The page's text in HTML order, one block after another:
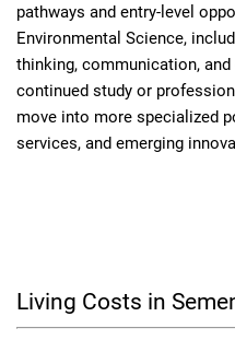
pathways and entry-level
Environmental Science,
thinking, communication,
continued study or
move into more specialized
services, and emerging
Living Costs in